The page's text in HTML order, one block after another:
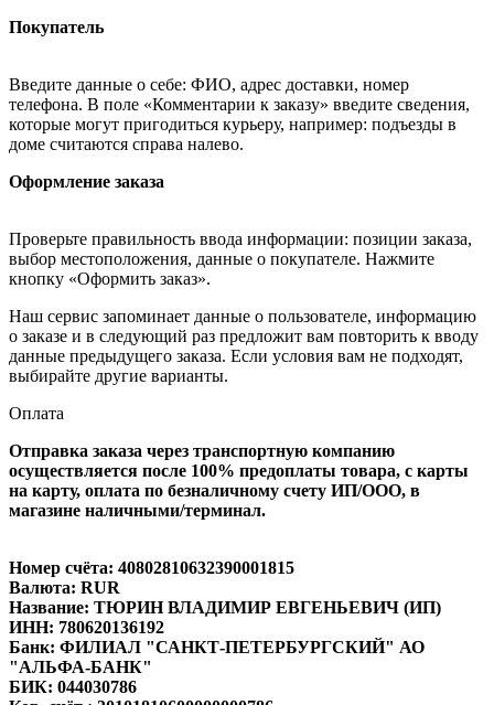
Покупатель
Введите данные о себе: ФИО, адрес доставки, номер
телефона. В поле «Комментарии к заказу» введите сведения,
которые могут пригодиться курьеру, например: подъезды в
доме считаются справа налево.
Оформление заказа
Проверьте правильность ввода информации: позиции заказа,
выбор местоположения, данные о покупателе. Нажмите
кнопку «Оформить заказ».
Наш сервис запоминает данные о пользователе, информацию
о заказе и в следующий раз предложит вам повторить к вводу
данные предыдущего заказа. Если условия вам не подходят,
выбирайте другие варианты.
Оплата
Отправка заказа через транспортную компанию
осуществляется после 100% предоплаты товара, с карты
на карту, оплата по безналичному счету ИП/ООО, в
магазине наличными/терминал.
Номер счёта: 40802810632390001815
Валюта: RUR
Название: ТЮРИН ВЛАДИМИР ЕВГЕНЬЕВИЧ (ИП)
ИНН: 780620136192
Банк: ФИЛИАЛ "САНКТ-ПЕТЕРБУРГСКИЙ" АО
"АЛЬФА-БАНК"
БИК: 044030786